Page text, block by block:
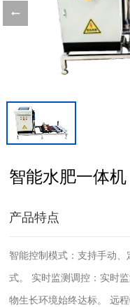
智能水肥一体机
产品特点
智能控制模式：支持手动
式。 实时监测调控：实时
物生长环境始终达标。 远